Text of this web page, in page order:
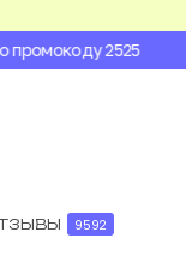
2525
9592